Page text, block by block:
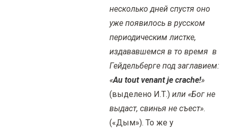
несколько дней спустя оно
уже появилось в русском
периодическим листке,
издававшемся в то время в
Гейдельберге под заглавием:
«Au tout venant je crache!»
(выделено И.Т.) или «Бог не
выдаст, свинья не съест».
(«Дым»). То же у